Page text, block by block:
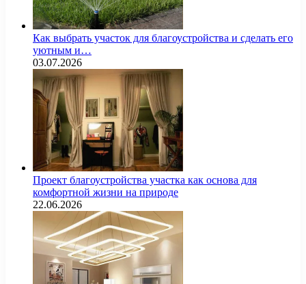
Как выбрать участок для благоустройства и сделать его
уютным и…
03.07.2026
Проект благоустройства участка как основа для
комфортной жизни на природе
22.06.2026